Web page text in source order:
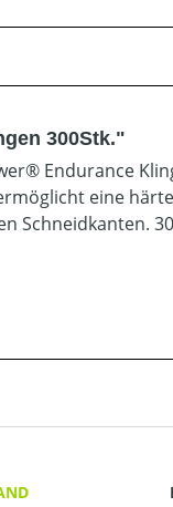
300Stk."
Endurance
eine
Schneidkanten.